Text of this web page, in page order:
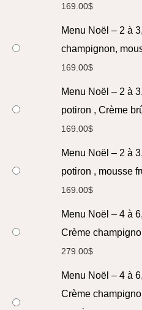
169.00$
Menu Noël – 2 à
champignon,
169.00$
Menu Noël – 2 à
potiron , Crème
169.00$
Menu Noël – 2 à
potiron , mousse
169.00$
Menu Noël – 4 à
Crème
279.00$
Menu Noël – 4 à
Crème